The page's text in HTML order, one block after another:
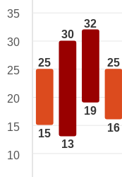
25
15
30
13
32
19
25
16
35
30
25
20
15
10